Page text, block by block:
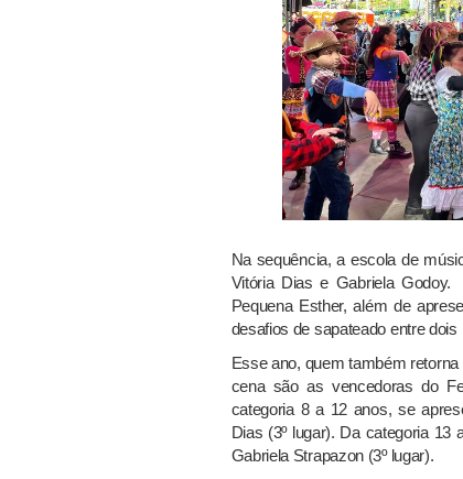
Na sequência, a escola de
Vitória Dias e Gabriela
Pequena Esther, além de
desafios de sapateado entre dois
Esse ano, quem também
cena são as vencedoras do
categoria 8 a 12 anos, se
Dias (3º lugar). Da categoria 13
Gabriela Strapazon (3º lugar).